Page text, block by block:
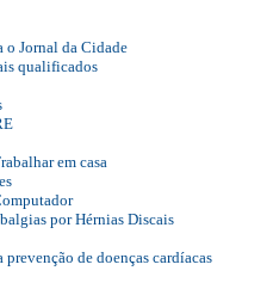
o Jornal da Cidade
qualificados
em casa
por Hérnias Discais
de doenças cardíacas